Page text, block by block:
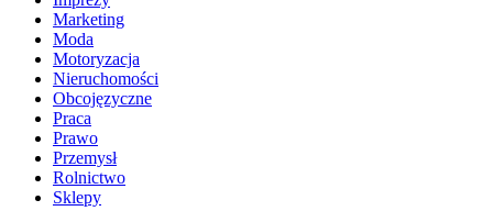
Marketing
Moda
Motoryzacja
Nieruchomości
Obcojęzyczne
Praca
Prawo
Przemysł
Rolnictwo
Sklepy